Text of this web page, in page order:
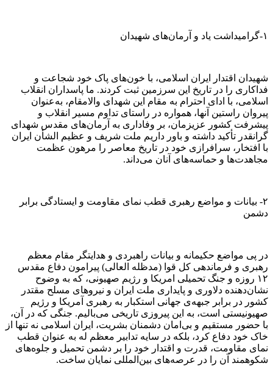
۱-گرامیداشت یاد و آرمان‌های شهیدان
شهیدان اقتدار ایران اسلامی، با خون‌های پاک خود شجاعت و
فداکاری را در تاریخ این سرزمین ثبت کردند. ما پاسداران انقلاب
اسلامی، با ادای احترام به مقام این شهدای والامقام، به‌عنوان
پیروان راستین آنها، همواره در راستای تداوم مسیر انقلاب و
پیشرفت کشور عزیزمان، بر وفاداری به آرمان‌های مقدس شهدای
گرانقدر تأکید داشته و باور داریم ملت شریف و عظیم الشأن ایران
با افتخار، سرافرازی خود در تاریخ معاصر را مرهون عظمت
مجاهدت‌ها و حماسه‌های آنان می‌داند.
۲- بیانات و مواضع رهبری قطب نمای مقاومت و ایستادگی برابر
دشمن
در پی مواضع حکیمانه و بیانات راهبردی و هدایتگر مقام معظم
رهبری و فرماندهی کل قوا (مدظله العالی) پیرامون دفاع مقدس
۱۲ روزه و جنگ تحمیلی امریکا و رژیم صهیونی، که به وضوح
نشان‌دهنده دلاوری و پایداری ملت ایران و نیرو‌های مسلح مقتدر
کشور در برابر جبهه‌ی جهانی استکبار به رهبری آمریکا و رژیم
صهیونیستی است، به این پیروزی تاریخی می‌بالیم. جنگی که در آن،
با حضور مستقیم و بی‌امان دشمنان بشریت، ایران اسلامی نه تنها از
خاک خود دفاع کرد، بلکه در سایه تدابیر معظم له به عنوان قطب
نمای مقاومت، قدرت و اقتدار خود را بر دشمن تحمیل و جلوه‌های
شکوهمند آن را در عرصه‌های بین‌المللی نمایان ساخت.